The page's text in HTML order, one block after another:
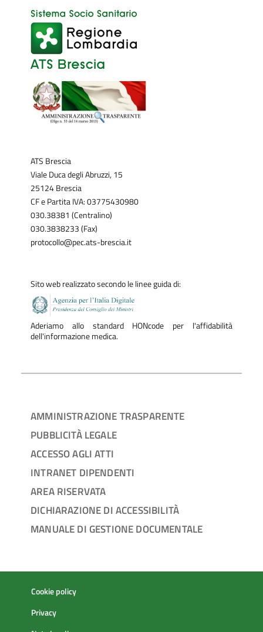
ATS Brescia
Viale Duca degli Abruzzi, 15
25124 Brescia
CF e Partita IVA: 03775430980
030.38381 (Centralino)
030.3838233 (Fax)
protocollo@pec.ats-brescia.it
Sito web realizzato secondo le linee guida di:
Aderiamo allo standard HONcode per l'affidabilità
dell'informazione medica.
AMMINISTRAZIONE TRASPARENTE
PUBBLICITÀ LEGALE
ACCESSO AGLI ATTI
INTRANET DIPENDENTI
AREA RISERVATA
DICHIARAZIONE DI ACCESSIBILITÀ
MANUALE DI GESTIONE DOCUMENTALE
Cookie policy
Privacy